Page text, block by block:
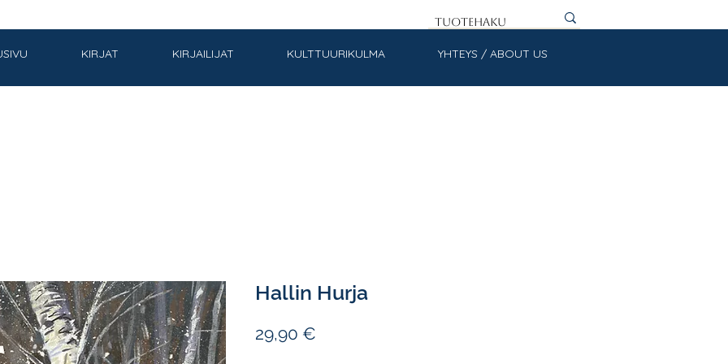
KIRJAT KIRJAILIJAT KULTTUURIKULMA YHTEYS / ABOUT US
Hallin Hurja
29,90 €